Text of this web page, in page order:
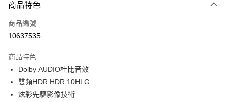
信用卡一次付款
LINE Pay
悠遊付
ATM付款
商品特色
商品編號
10637535
商品特色
Dolby AUDIO杜比音效
雙頻HDR:HDR 10HLG
炫彩先驅影像技術